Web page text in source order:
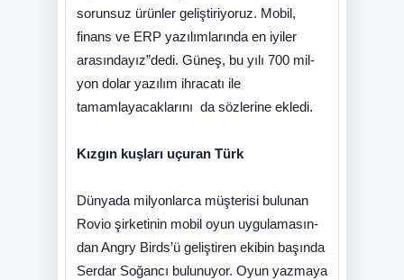
sorunsuz ürünler geliştiriyoruz. Mobil,
finans ve ERP yazılımlarında en iyiler
arasındayız”dedi. Güneş, bu yılı 700 mil­
yon dolar yazılım ihracatı ile
tamamlayacaklarını da sözlerine ekledi.
Kızgın kuşları uçuran Türk
Dün­ya­da mil­yon­lar­ca müş­te­ri­si bu­lu­nan
Ro­vi­o şir­ke­ti­nin mo­bil oyun uy­gu­la­ma­sın­
dan Angry Bird­s’­ü ge­liş­ti­ren eki­bin ba­şın­da
Ser­dar So­ğan­cı bu­lu­nu­yor. Oyun yaz­ma­ya